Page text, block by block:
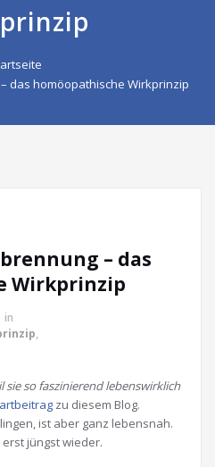
das homöopathische Wirkprinzip
– das
Wirkprinzip
in
,
so faszinierend lebenswirklich
zu diesem Blog.
ist aber ganz lebensnah.
jüngst wieder.